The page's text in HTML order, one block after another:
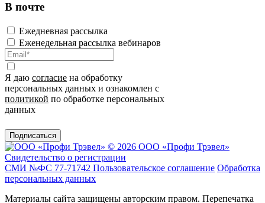
В почте
Ежедневная рассылка
Еженедельная рассылка вебинаров
Я даю согласие на обработку
персональных данных и ознакомлен с
политикой по обработке персональных
данных
Подписаться
© 2026 ООО «Профи Трэвeл»
Свидетельство о регистрации
СМИ №ФС 77-71742 Пользовательское соглашение Обработка
персональных данных
Материалы сайта защищены авторским правом. Перепечатка